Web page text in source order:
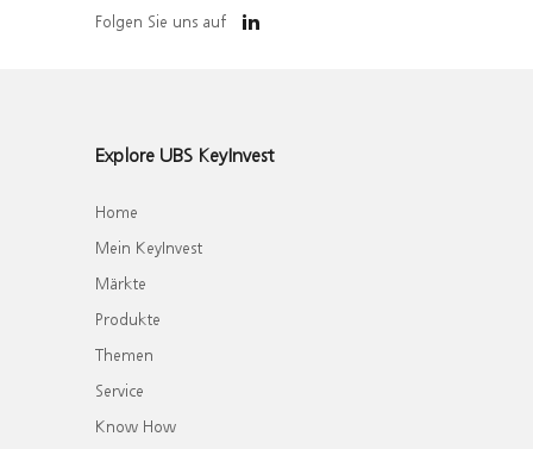
Folgen Sie uns auf
Explore UBS KeyInvest
Home
Mein KeyInvest
Märkte
Produkte
Themen
Service
Know How